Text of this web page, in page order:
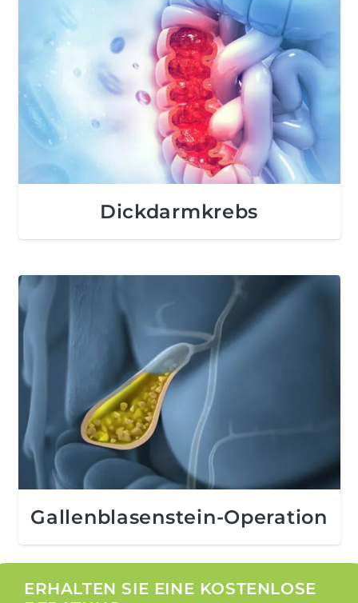
Dickdarmkrebs
Gallenblasenstein-Operation
ERHALTEN SIE EINE KOSTENLOSE